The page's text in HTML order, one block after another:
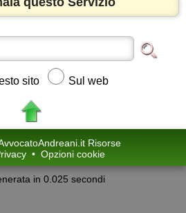
sito Sul web
Risorse
• Opzioni cookie
in 0.025 secondi